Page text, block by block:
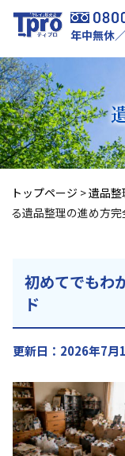
年中無休
トップページ >遺品整
る遺品整理の進め方完
初めてでもわ
ド
更新日：2026年7月